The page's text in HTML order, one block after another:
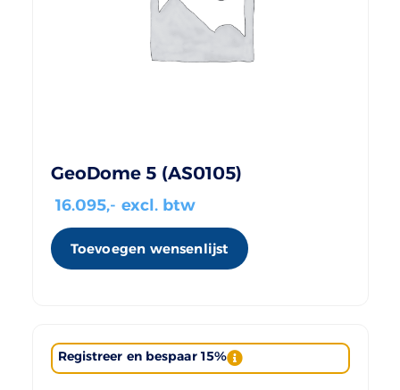
GeoDome 5 (AS0105)
16.095,- excl. btw
Toevoegen wensenlijst
Registreer en bespaar 15%